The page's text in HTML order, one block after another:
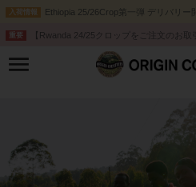
入荷情報 Ethiopia 25/26Crop第一弾 デリバリー
重要 【Rwanda 24/25クロップをご注文のお取